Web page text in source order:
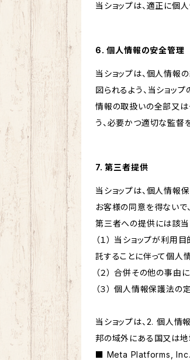
当ショップは、適正に個
6. 個人情報の安全管理
当ショップは、個人情報
図られるよう、当ショッ
情報の取扱いの全部又
う、必要かつ適切な監督
7. 第三者提供
当ショップは、個人情報
お客様の同意を得ないで
第三者への提供には該当
（１） 当ショップが利
託することに伴って個人
（２） 合併その他の事
（３） 個人情報保護法
当ショップは、2. 個人
邦の域外にある国又は地
■ Meta Platforms, Inc.（